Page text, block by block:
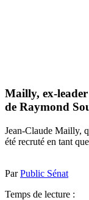
Mailly, ex-
de Raymond
Jean-Claude Mailly,
été recruté en tant
ParPublic Sénat
Temps de lecture :